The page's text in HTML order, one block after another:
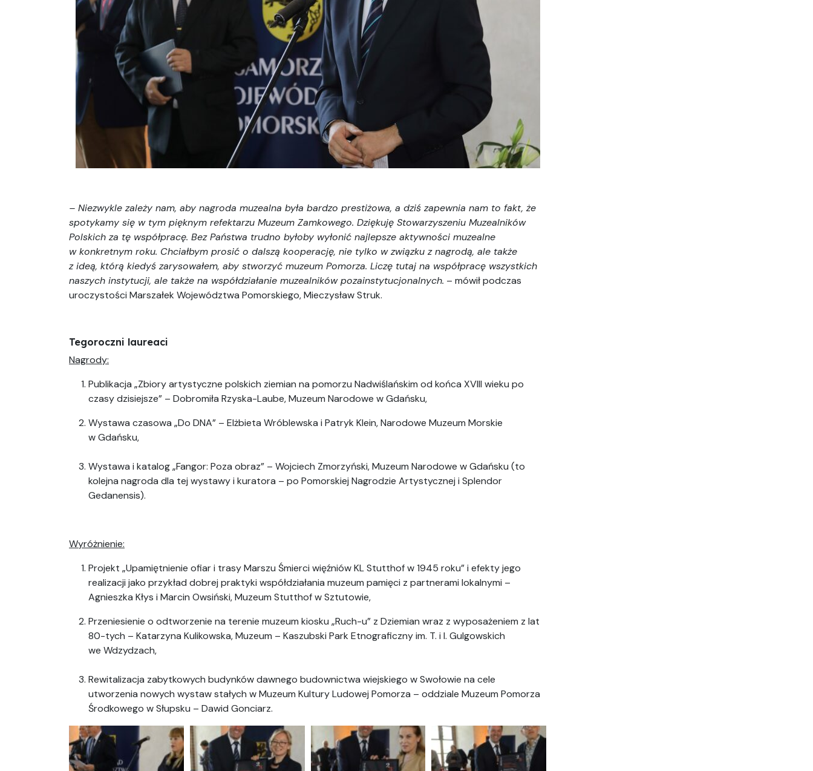
– Niezwykle zależy nam, aby nagroda muzealna była bardzo prestiżowa, a dziś zapewnia nam to fakt, że
spotykamy się w tym pięknym refektarzu Muzeum Zamkowego. Dziękuję Stowarzyszeniu Muzealników
Polskich za tę współpracę. Bez Państwa trudno byłoby wyłonić najlepsze aktywności muzealne
w konkretnym roku. Chciałbym prosić o dalszą kooperację, nie tylko w związku z nagrodą, ale także
z ideą, którą kiedyś zarysowałem, aby stworzyć muzeum Pomorza. Liczę tutaj na współpracę wszystkich
naszych instytucji, ale także na współdziałanie muzealników pozainstytucjonalnych. – mówił podczas
uroczystości Marszałek Województwa Pomorskiego, Mieczysław Struk.
Tegoroczni laureaci
Nagrody:
Publikacja „Zbiory artystyczne polskich ziemian na pomorzu Nadwiślańskim od końca XVIII wieku po
czasy dzisiejsze” – Dobromiła Rzyska-Laube, Muzeum Narodowe w Gdańsku,
Wystawa czasowa „Do DNA” – Elżbieta Wróblewska i Patryk Klein, Narodowe Muzeum Morskie
w Gdańsku,
Wystawa i katalog „Fangor: Poza obraz” – Wojciech Zmorzyński, Muzeum Narodowe w Gdańsku (to
kolejna nagroda dla tej wystawy i kuratora – po Pomorskiej Nagrodzie Artystycznej i Splendor
Gedanensis).
Wyróżnienie:
Projekt „Upamiętnienie ofiar i trasy Marszu Śmierci więźniów KL Stutthof w 1945 roku” i efekty jego
realizacji jako przykład dobrej praktyki współdziałania muzeum pamięci z partnerami lokalnymi –
Agnieszka Kłys i Marcin Owsiński, Muzeum Stutthof w Sztutowie,
Przeniesienie o odtworzenie na terenie muzeum kiosku „Ruch-u” z Dziemian wraz z wyposażeniem z lat
80-tych – Katarzyna Kulikowska, Muzeum – Kaszubski Park Etnograficzny im. T. i I. Gulgowskich
we Wdzydzach,
Rewitalizacja zabytkowych budynków dawnego budownictwa wiejskiego w Swołowie na cele
utworzenia nowych wystaw stałych w Muzeum Kultury Ludowej Pomorza – oddziale Muzeum Pomorza
Środkowego w Słupsku – Dawid Gonciarz.